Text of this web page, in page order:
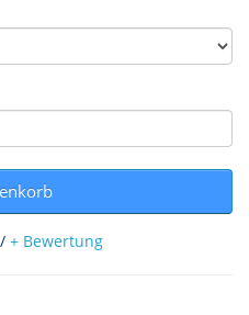
/ + Bewertung